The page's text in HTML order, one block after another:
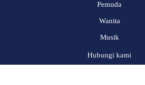
Pemuda
Wanita
Musik
Hubungi kami